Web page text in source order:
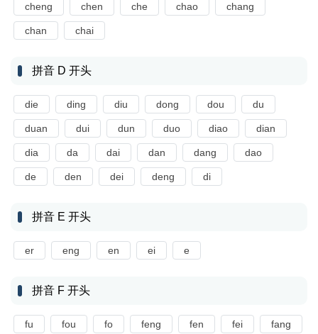
cheng chen che chao chang
chan chai
拼音 D 开头
die ding diu dong dou du
duan dui dun duo diao dian
dia da dai dan dang dao
de den dei deng di
拼音 E 开头
er eng en ei e
拼音 F 开头
fu fou fo feng fen fei fang